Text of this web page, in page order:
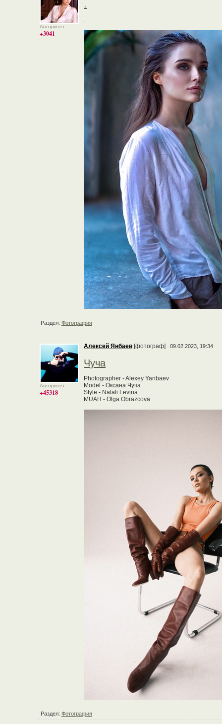
Авторитет
+3041
.
.
Раздел: Фотография
Авторитет
+45318
Алексей Янбаев [фотограф] 09.02.2023, 19:34
Чуча
Photographer - Alexey Yanbaev
Model - Оксана Чуча
Style - Natali Levina
MUAH - Olga Obrazcova
Раздел: Фотография